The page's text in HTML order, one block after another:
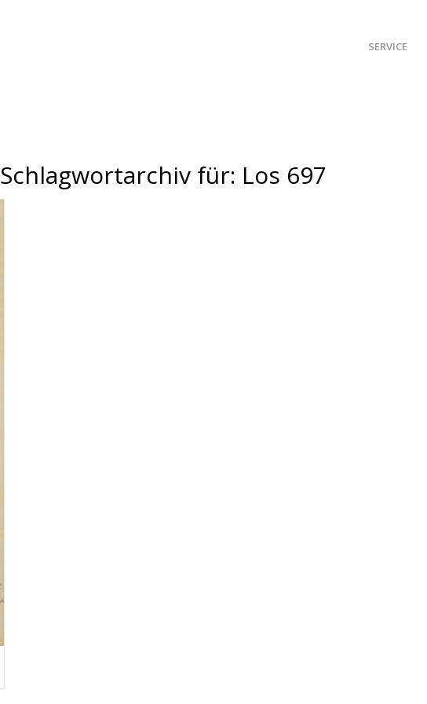
SERVICE
Schlagwortarchiv für: Los 697